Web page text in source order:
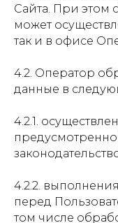
Сайта. При этом
может
так и в офисе
4.2. Оператор
данные в
4.2.1.
4.2.2.
перед
том числе